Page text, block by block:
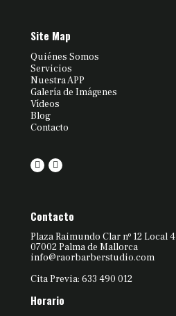
Site Map
Quiénes Somos
Servicios
Nuestra APP
Galería de Imágenes
Vídeos
Blog
Contacto
Contacto
Plaza Raimundo Clar nº 12 Local 4
07002 Palma de Mallorca
info@raorbarberstudio.com
Cita Previa: 633 490 012
Horario